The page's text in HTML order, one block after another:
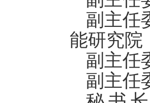
副主任
能研究院
副主任
副主任